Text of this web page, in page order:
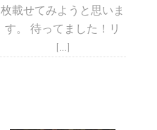
枚載せてみようと思いま
す。 待ってました！リ
[…]